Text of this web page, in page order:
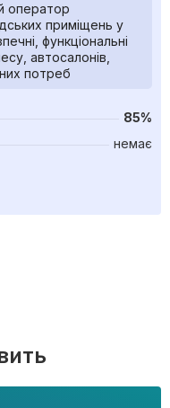
оператор
приміщень у
функціональні
автосалонів,
потреб
85%
немає